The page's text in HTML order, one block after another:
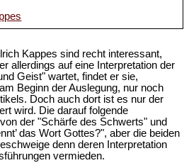
Kappes sind recht interessant,
allerdings auf eine Interpretation der
Geist" wartet, findet er sie,
Beginn der Auslegung, nur noch
Doch auch dort ist es nur der
wird. Die darauf folgende
der "Schärfe des Schwerts" und
das Wort Gottes?", aber die beiden
denn deren Interpretation
vermieden.